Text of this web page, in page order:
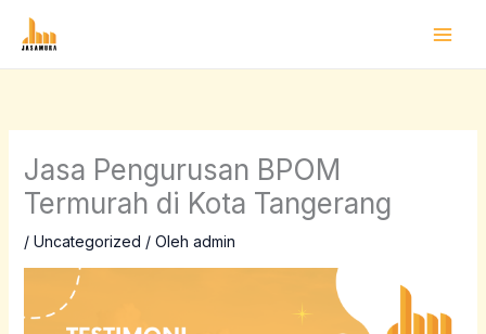
Jasa Pengurusan BPOM
Termurah di Kota Tangerang
/ Uncategorized / Oleh admin